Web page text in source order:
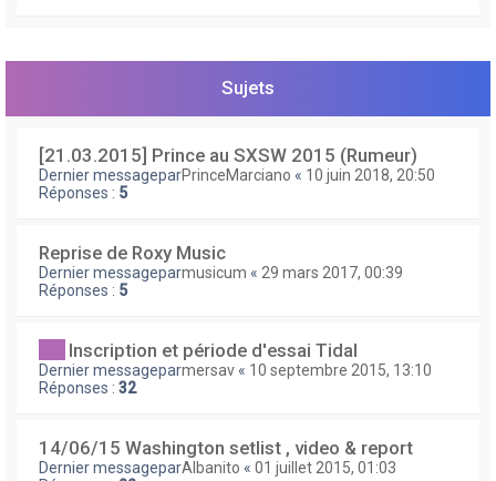
Sujets
[21.03.2015] Prince au SXSW 2015 (Rumeur)
Dernier messageparPrinceMarciano « 10 juin 2018, 20:50
Réponses : 5
Reprise de Roxy Music
Dernier messageparmusicum « 29 mars 2017, 00:39
Réponses : 5
Inscription et période d'essai Tidal
Dernier messageparmersav « 10 septembre 2015, 13:10
Réponses : 32
14/06/15 Washington setlist , video & report
Dernier messageparAlbanito « 01 juillet 2015, 01:03